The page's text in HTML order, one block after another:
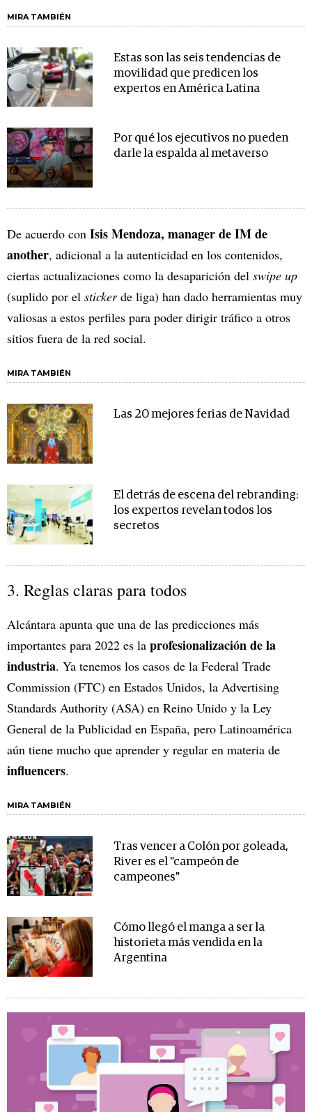
MIRA TAMBIÉN
Estas son las seis tendencias de
movilidad que predicen los
expertos en América Latina
Por qué los ejecutivos no pueden
darle la espalda al metaverso
De acuerdo con Isis Mendoza, manager de IM de
another, adicional a la autenticidad en los contenidos,
ciertas actualizaciones como la desaparición del swipe up
(suplido por el stickerde liga) han dado herramientas muy
valiosas a estos perfiles para poder dirigir tráfico a otros
sitios fuera de la red social.
MIRA TAMBIÉN
Las 20 mejores ferias de Navidad
El detrás de escena del rebranding:
los expertos revelan todos los
secretos
3. Reglas claras para todos
Alcántara apunta que una de las predicciones más
importantes para 2022 es la profesionalización de la
industria. Ya tenemos los casos de la Federal Trade
Commission (FTC) en Estados Unidos, la Advertising
Standards Authority (ASA) en Reino Unido y la Ley
General de la Publicidad en España, pero Latinoamérica
aún tiene mucho que aprender y regular en materia de
influencers.
MIRA TAMBIÉN
Tras vencer a Colón por goleada,
River es el "campeón de
campeones"
Cómo llegó el manga a ser la
historieta más vendida en la
Argentina